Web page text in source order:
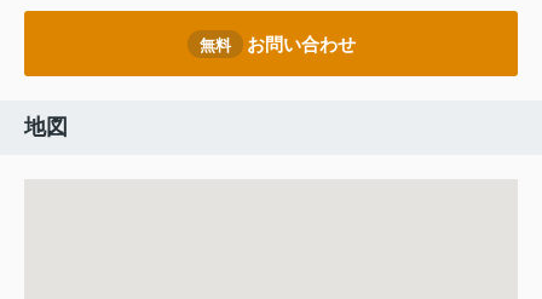
無料 お問い合わせ
地図